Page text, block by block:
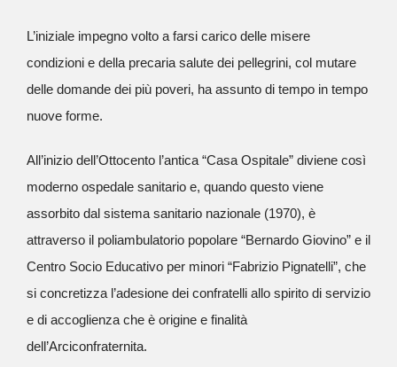
L’iniziale impegno volto a farsi carico delle misere
condizioni e della precaria salute dei pellegrini, col mutare
delle domande dei più poveri, ha assunto di tempo in tempo
nuove forme.
All’inizio dell’Ottocento l’antica “Casa Ospitale” diviene così
moderno ospedale sanitario e, quando questo viene
assorbito dal sistema sanitario nazionale (1970), è
attraverso il poliambulatorio popolare “Bernardo Giovino” e il
Centro Socio Educativo per minori “Fabrizio Pignatelli”, che
si concretizza l’adesione dei confratelli allo spirito di servizio
e di accoglienza che è origine e finalità
dell’Arciconfraternita.